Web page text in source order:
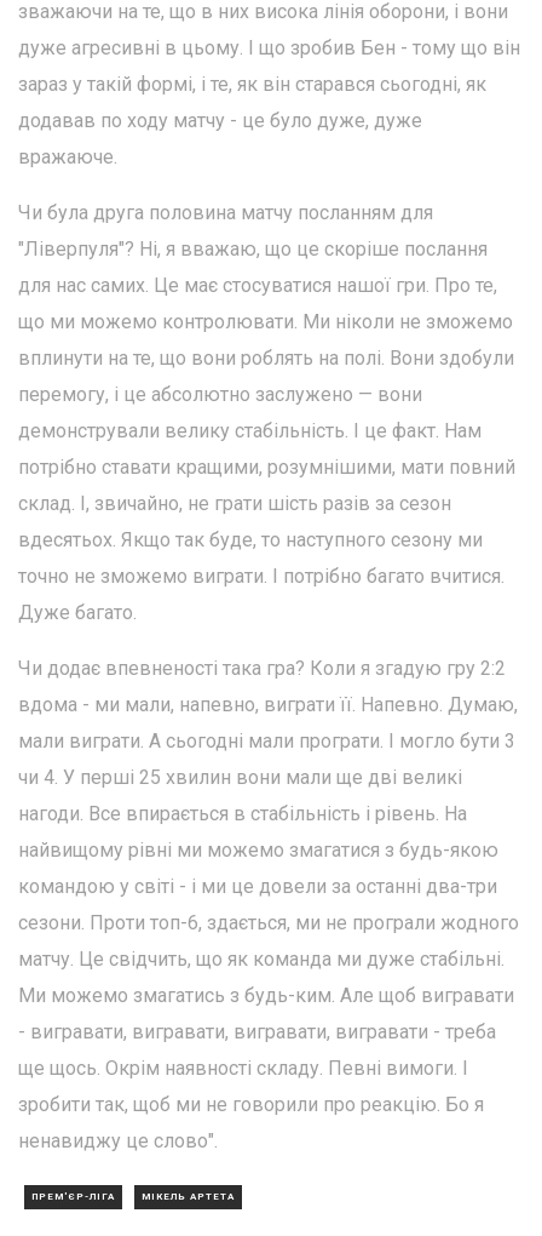
зважаючи на те, що в них висока лінія оборони, і вони
дуже агресивні в цьому. І що зробив Бен - тому що він
зараз у такій формі, і те, як він старався сьогодні, як
додавав по ходу матчу - це було дуже, дуже
вражаюче.
Чи була друга половина матчу посланням для
"Ліверпуля"? Ні, я вважаю, що це скоріше послання
для нас самих. Це має стосуватися нашої гри. Про те,
що ми можемо контролювати. Ми ніколи не зможемо
вплинути на те, що вони роблять на полі. Вони здобули
перемогу, і це абсолютно заслужено — вони
демонстрували велику стабільність. І це факт. Нам
потрібно ставати кращими, розумнішими, мати повний
склад. І, звичайно, не грати шість разів за сезон
вдесятьох. Якщо так буде, то наступного сезону ми
точно не зможемо виграти. І потрібно багато вчитися.
Дуже багато.
Чи додає впевненості така гра? Коли я згадую гру 2:2
вдома - ми мали, напевно, виграти її. Напевно. Думаю,
мали виграти. А сьогодні мали програти. І могло бути 3
чи 4. У перші 25 хвилин вони мали ще дві великі
нагоди. Все впирається в стабільність і рівень. На
найвищому рівні ми можемо змагатися з будь-якою
командою у світі - і ми це довели за останні два-три
сезони. Проти топ-6, здається, ми не програли жодного
матчу. Це свідчить, що як команда ми дуже стабільні.
Ми можемо змагатись з будь-ким. Але щоб вигравати
- вигравати, вигравати, вигравати, вигравати - треба
ще щось. Окрім наявності складу. Певні вимоги. І
зробити так, щоб ми не говорили про реакцію. Бо я
ненавиджу це слово".
ПРЕМ'ЄР-ЛІГА МІКЕЛЬ АРТЕТА